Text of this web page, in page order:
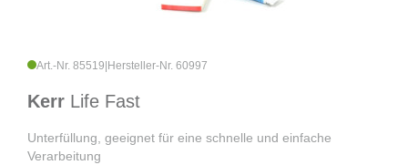
Art.-Nr. 85519 Hersteller-Nr. 60997
Kerr Life Fast
Unterfüllung, geeignet für eine schnelle und einfache
Verarbeitung